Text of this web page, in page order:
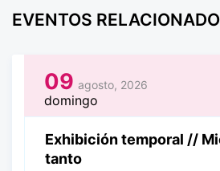
EVENTOS
09 agosto, 2026
domingo
Exhibición temporal //
tanto